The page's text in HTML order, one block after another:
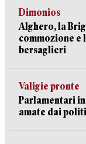
Dimonios
Alghero, la
commozione e
bersaglieri
Valigie pronte
Parlamentari
amate dai